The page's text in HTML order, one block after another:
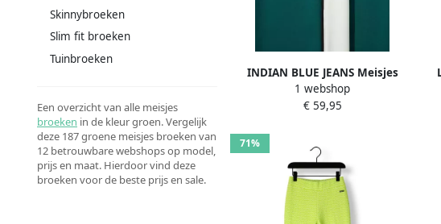
Skinnybroeken
Slim fit broeken
Tuinbroeken
Een overzicht van alle meisjes
broeken in de kleur groen. Vergelijk
deze 187 groene meisjes broeken van
12 betrouwbare webshops op model,
prijs en maat. Hierdoor vind deze
broeken voor de beste prijs en sale.
INDIAN BLUE JEANS Meisjes
Broeken Pants Extra Wide Leg
Donkergroen
1 webshop
€ 59,95
71%